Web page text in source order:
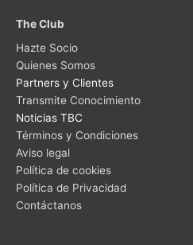
The Club
Hazte Socio
Quienes Somos
Partners y Clientes
Transmite Conocimiento
Noticias TBC
Términos y Condiciones
Aviso legal
Política de cookies
Política de Privacidad
Contáctanos